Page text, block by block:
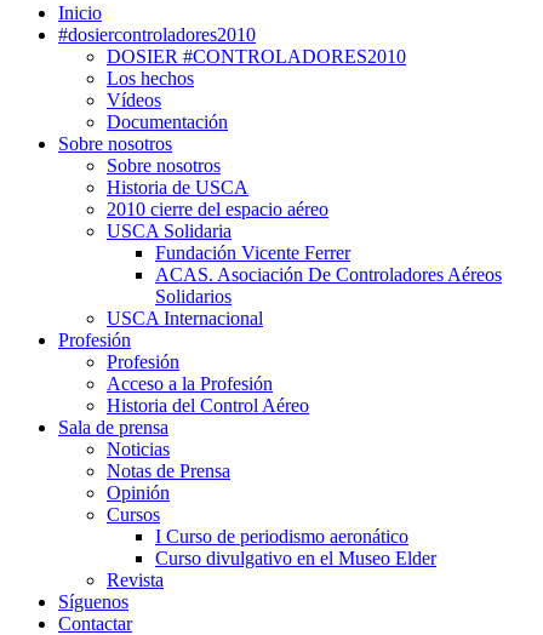
Inicio
#dosiercontroladores2010
DOSIER #CONTROLADORES2010
Los hechos
Vídeos
Documentación
Sobre nosotros
Sobre nosotros
Historia de USCA
2010 cierre del espacio aéreo
USCA Solidaria
Fundación Vicente Ferrer
ACAS. Asociación De Controladores Aéreos
Solidarios
USCA Internacional
Profesión
Profesión
Acceso a la Profesión
Historia del Control Aéreo
Sala de prensa
Noticias
Notas de Prensa
Opinión
Cursos
I Curso de periodismo aeronático
Curso divulgativo en el Museo Elder
Revista
Síguenos
Contactar